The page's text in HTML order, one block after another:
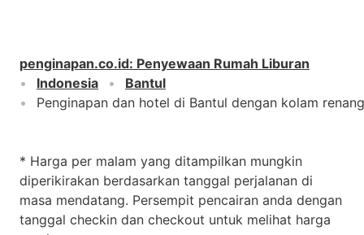
penginapan.co.id: Penyewaan Rumah Liburan
Indonesia
Bantul
Penginapan dan hotel di Bantul dengan kolam renang
* Harga per malam yang ditampilkan mungkin
diperikirakan berdasarkan tanggal perjalanan di
masa mendatang. Persempit pencairan anda dengan
tanggal checkin dan checkout untuk melihat harga